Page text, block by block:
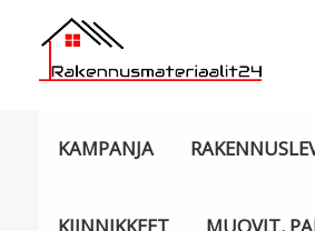
sisältöön
KAMPANJA